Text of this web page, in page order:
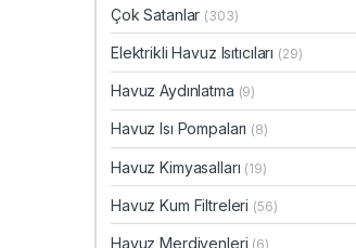
Çok Satanlar (303)
Elektrikli Havuz Isıtıcıları (29)
Havuz Aydınlatma (9)
Havuz Isı Pompaları (8)
Havuz Kimyasalları (19)
Havuz Kum Filtreleri (56)
Havuz Merdivenleri (6)